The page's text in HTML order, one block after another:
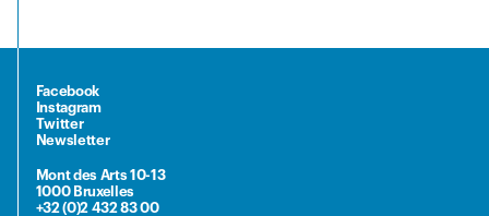
Facebook
Instagram
Twitter
Newsletter
Mont des Arts 10-13
1000 Bruxelles
+32 (0)2 432 83 00